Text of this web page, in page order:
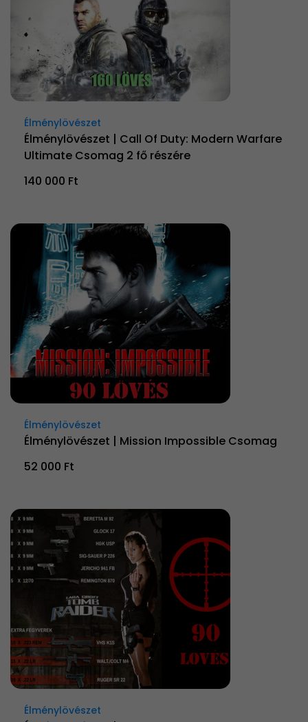
Élménylövészet
Élménylövészet | Call Of Duty: Modern Warfare
Ultimate Csomag 2 fő részére
140 000 Ft
Élménylövészet
Élménylövészet | Mission Impossible Csomag
52 000 Ft
Élménylövészet